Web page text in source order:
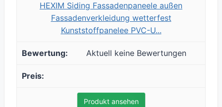
HEXIM Siding Fassadenpaneele außen
Fassadenverkleidung wetterfest
Kunststoffpanelee PVC-U...
Aktuell keine Bewertungen
Produkt ansehen